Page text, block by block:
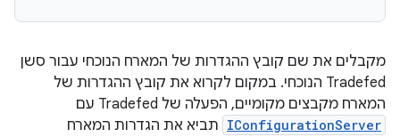
מקבלים את שם קובץ ההגדרות של המארח הנוכחי עבור סשן
Tradefed הנוכחי. במקום לקרוא את קובץ ההגדרות של
המארח מקבצים מקומיים, הפעלה של Tradefed עם
IConfigurationServer תביא את הגדרות המארח